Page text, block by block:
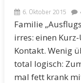
6. Oktober 2015
Familie
irres: einen
Kontakt. Wenig
total logisch:
mal fett krank